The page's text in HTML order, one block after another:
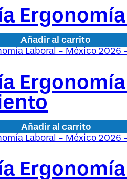
Añadir al carrito
Añadir al carrito